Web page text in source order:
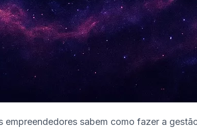
sabem como fazer a